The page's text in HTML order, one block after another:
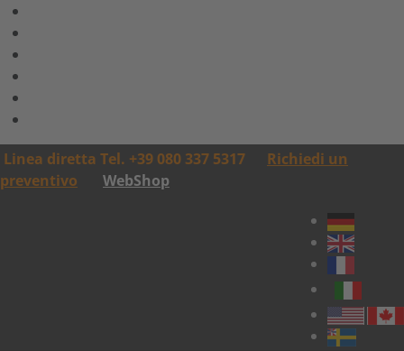
Linea diretta Tel. +39 080 337 5317
Richiedi un
preventivo
WebShop